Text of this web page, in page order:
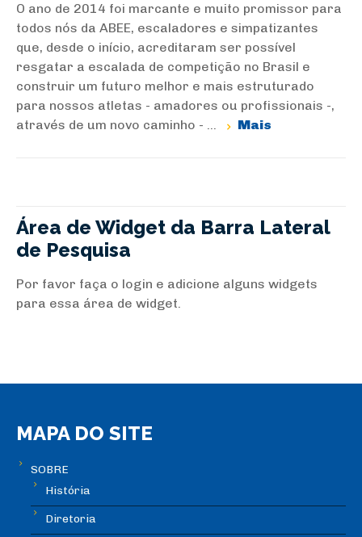
O ano de 2014 foi marcante e muito promissor para
todos nós da ABEE, escaladores e simpatizantes
que, desde o início, acreditaram ser possível
resgatar a escalada de competição no Brasil e
construir um futuro melhor e mais estruturado
para nossos atletas - amadores ou profissionais -,
através de um novo caminho - ...
Mais
Área de Widget da Barra Lateral
de Pesquisa
Por favor faça o login e adicione alguns widgets
para essa área de widget.
MAPA DO SITE
SOBRE
História
Diretoria